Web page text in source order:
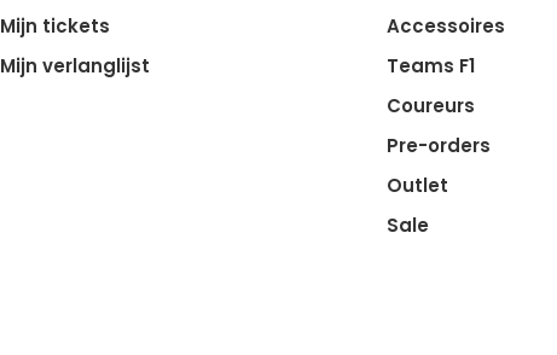
Mijn tickets
Mijn verlanglijst
Accessoires
Teams F1
Coureurs
Pre-orders
Outlet
Sale